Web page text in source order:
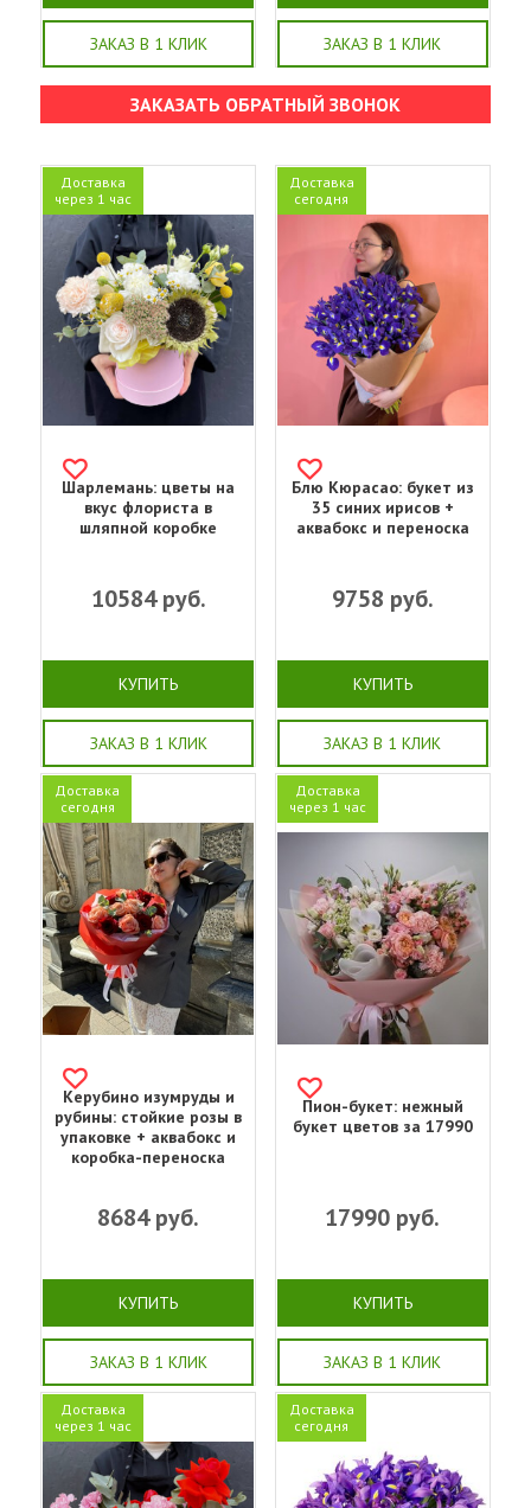
ЗАКАЗ В 1 КЛИК ЗАКАЗ В 1 КЛИК
ЗАКАЗАТЬ ОБРАТНЫЙ ЗВОНОК
Доставка
через 1 час
Шарлемань: цветы на
вкус флориста в
шляпной коробке
10584руб.
КУПИТЬ
ЗАКАЗ В 1 КЛИК
Доставка
сегодня
Блю Кюрасао: букет из
35 синих ирисов +
аквабокс и переноска
9758 руб.
КУПИТЬ
ЗАКАЗ В 1 КЛИК
Доставка
сегодня
Керубино изумруды и
рубины: стойкие розы в
упаковке + аквабокс и
коробка-переноска
8684руб.
КУПИТЬ
ЗАКАЗ В 1 КЛИК
Доставка
через 1 час
Пион-букет: нежный
букет цветов за 17990
17990 руб.
КУПИТЬ
ЗАКАЗ В 1 КЛИК
Доставка
через 1 час
Доставка
сегодня